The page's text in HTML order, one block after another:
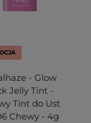
- Glow
Jelly Tint -
Tint do Ust
Chewy - 4g